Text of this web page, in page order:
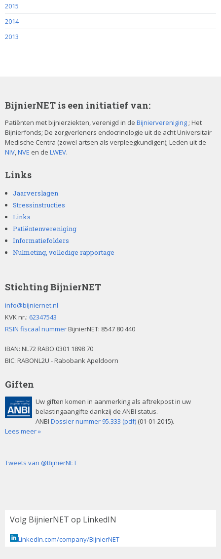
2015
2014
2013
BijnierNET is een initiatief van:
Patiënten met bijnierziekten, verenigd in de Bijniervereniging ; Het
Bijnierfonds; De zorgverleners endocrinologie uit de acht Universitair
Medische Centra (zowel artsen als verpleegkundigen); Leden uit de
NIV,NVE en de LWEV.
Links
Jaarverslagen
Stressinstructies
Links
Patiëntenvereniging
Informatiefolders
Nulmeting, volledige rapportage
Stichting BijnierNET
info@bijniernet.nl
KVK nr.: 62347543
RSIN fiscaal nummerBijnierNET: 8547 80 440
IBAN: NL72 RABO 0301 1898 70
BIC: RABONL2U - Rabobank Apeldoorn
Giften
Uw giften komen in aanmerking als aftrekpost in uw
belastingaangifte dankzij de ANBI status.
ANBI Dossier nummer 95.333 (pdf) (01-01-2015).
Lees meer »
Tweets van @BijnierNET
Volg BijnierNET op LinkedIN
LinkedIn.com/company/BijnierNET